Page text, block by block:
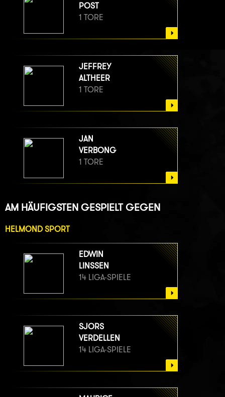
POST
1 TORE
JEFFREY
ALTHEER
1 TORE
JAN
VERBONG
1 TORE
AM HÄUFIGSTEN GESPIELT GEGEN
HELMOND SPORT
EDWIN
LINSSEN
14 LIGA-SPIELE
SJORS
VERDELLEN
14 LIGA-SPIELE